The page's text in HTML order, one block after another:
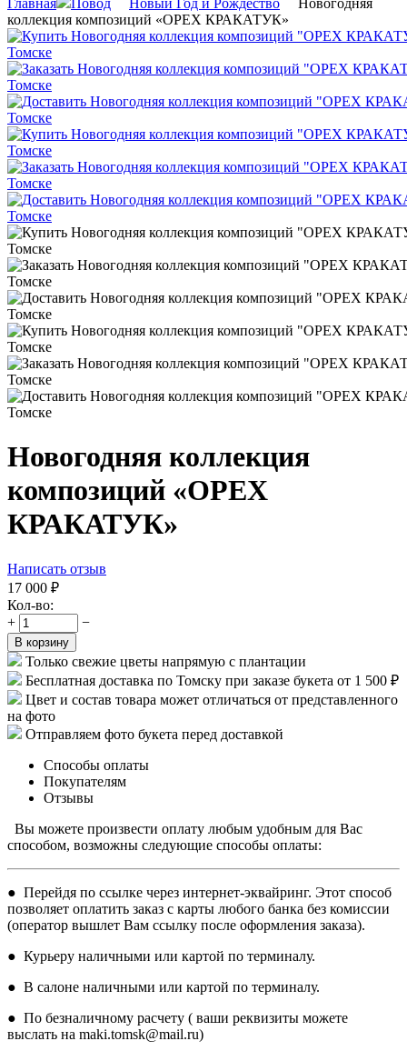
Главная Повод Новый Год и Рождество
Новогодняя
коллекция композиций «ОРЕХ КРАКАТУК»
Новогодняя коллекция
композиций «ОРЕХ
КРАКАТУК»
Написать отзыв
17 000 ₽
Кол-во:
+
−
В корзину
Только свежие цветы напрямую с плантации
Бесплатная доставка по Томску при заказе букета от 1 500 ₽
Цвет и состав товара может отличаться от представленного
на фото
Отправляем фото букета перед доставкой
Способы оплаты
Покупателям
Отзывы
Вы можете произвести оплату любым удобным для Вас
способом, возможны следующие способы оплаты:
● Перейдя по ссылке через интернет-эквайринг. Этот способ
позволяет оплатить заказ с карты любого банка без комиссии
(оператор вышлет Вам ссылку после оформления заказа).
● Курьеру наличными или картой по терминалу.
● В салоне наличными или картой по терминалу.
● По безналичному расчету ( ваши реквизиты можете
выслать на maki.tomsk@mail.ru)